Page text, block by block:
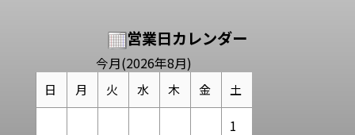
営業日カレンダー
今月(2026年8月)
日 月 火 水 木 金 土
1